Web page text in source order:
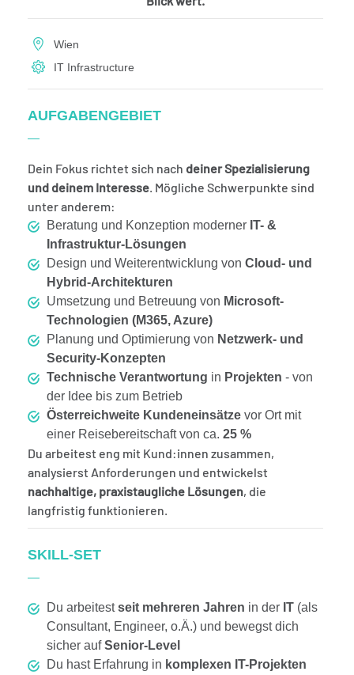
Wien
IT Infrastructure
AUFGABENGEBIET
Dein Fokus richtet sich nach deiner Spezialisierung
und deinem Interesse . Mögliche Schwerpunkte sind
unter anderem:
Beratung und Konzeption moderner IT- &
Infrastruktur-Lösungen
Design und Weiterentwicklung von Cloud- und
Hybrid-Architekturen
Umsetzung und Betreuung von Microsoft-
Technologien (M365, Azure)
Planung und Optimierung von Netzwerk- und
Security-Konzepten
Technische Verantwortung in Projekten - von
der Idee bis zum Betrieb
Österreichweite Kundeneinsätze vor Ort mit
einer Reisebereitschaft von ca. 25 %
Du arbeitest eng mit Kund:innen zusammen,
analysierst Anforderungen und entwickelst
nachhaltige, praxistaugliche Lösungen, die
langfristig funktionieren.
SKILL-SET
Du arbeitestseit mehreren Jahren in der IT (als
Consultant, Engineer, o.Ä.) und bewegst dich
sicher aufSenior-Level
Du hast Erfahrung in komplexen IT-Projekten